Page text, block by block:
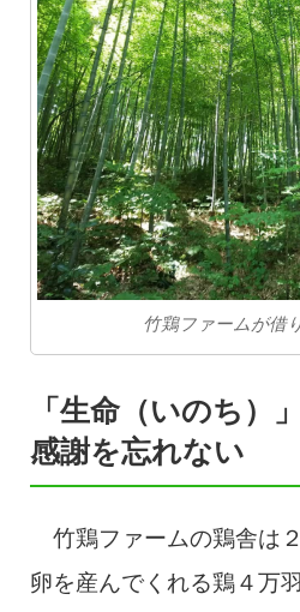
竹鶏ファームが借
「生命（いのち）
感謝を忘れない
竹鶏ファームの鶏舎は
卵を産んでくれる鶏４万